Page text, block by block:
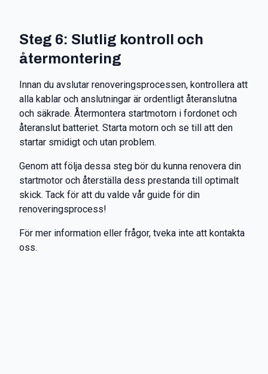
Steg 6: Slutlig kontroll och
återmontering
Innan du avslutar renoveringsprocessen, kontrollera att
alla kablar och anslutningar är ordentligt återanslutna
och säkrade. Återmontera startmotorn i fordonet och
återanslut batteriet. Starta motorn och se till att den
startar smidigt och utan problem.
Genom att följa dessa steg bör du kunna renovera din
startmotor och återställa dess prestanda till optimalt
skick. Tack för att du valde vår guide för din
renoveringsprocess!
För mer information eller frågor, tveka inte att kontakta
oss.